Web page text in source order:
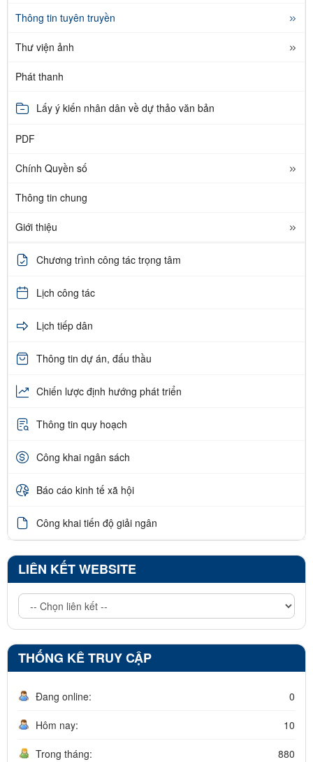
Thông tin tuyên truyền
Thư viện ảnh
Phát thanh
Lấy ý kiến nhân dân về dự thảo văn bản
PDF
Chính Quyền số
Thông tin chung
Giới thiệu
Chương trình công tác trọng tâm
Lịch công tác
Lịch tiếp dân
Thông tin dự án, đấu thầu
Chiến lược định hướng phát triển
Thông tin quy hoạch
Công khai ngân sách
Báo cáo kinh tế xã hội
Công khai tiến độ giải ngân
LIÊN KẾT WEBSITE
THỐNG KÊ TRUY CẬP
Đang online: 0
Hôm nay: 10
Trong tháng: 880